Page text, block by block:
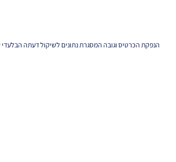
הנפקת הכרטיס וגובה המסגרת נתונים לשיקול דעתה הבלעדי